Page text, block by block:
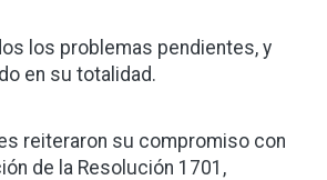
los problemas pendientes, y
en su totalidad.
reiteraron su compromiso con
de la Resolución 1701,